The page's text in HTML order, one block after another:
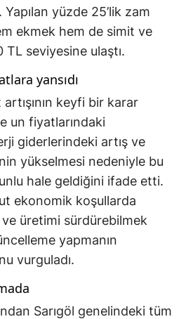
yüzde 25’lik zam
ekmek hem de simit ve
seviyesine ulaştı.
yansıdı
artışının keyfi bir karar
un fiyatlarındaki
giderlerindeki artış ve
yükselmesi nedeniyle bu
hale geldiğini ifade etti.
ekonomik koşullarda
üretimi sürdürebilmek
yapmanın
vurguladı.
Sarıgöl genelindeki tüm